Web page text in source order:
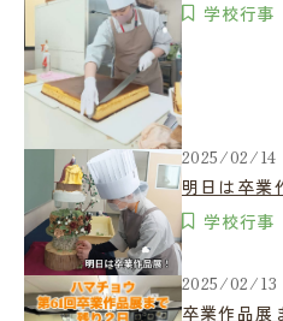
学校行事
2025/02/14
明日は卒業
学校行事
2025/02/13
卒業作品展